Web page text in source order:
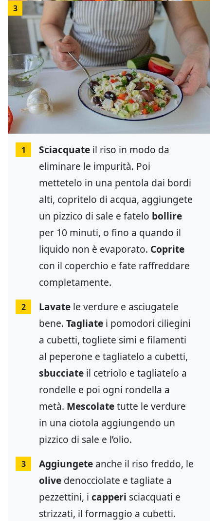
3
1 Sciacquate il riso in modo da
eliminare le impurità. Poi
mettetelo in una pentola dai bordi
alti, copritelo di acqua, aggiungete
un pizzico di sale e fatelo bollire
per 10 minuti, o fino a quando il
liquido non è evaporato. Coprite
con il coperchio e fate raffreddare
completamente.
2 Lavate le verdure e asciugatele
bene. Tagliate i pomodori ciliegini
a cubetti, togliete simi e filamenti
al peperone e tagliatelo a cubetti,
sbucciate il cetriolo e tagliatelo a
rondelle e poi ogni rondella a
metà. Mescolatetutte le verdure
in una ciotola aggiungendo un
pizzico di sale e l’olio.
3 Aggiungete anche il riso freddo, le
olive denocciolate e tagliate a
pezzettini, i capperi sciacquati e
strizzati, il formaggio a cubetti.